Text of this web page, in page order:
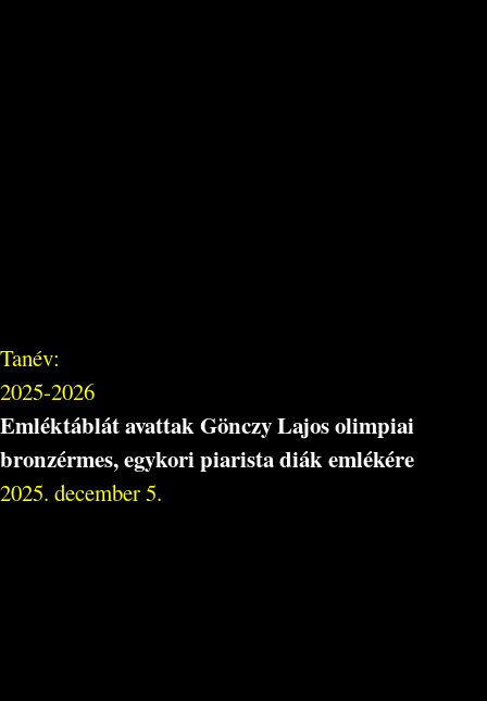
Tanév:
2025-2026
Emléktáblát avattak Gönczy Lajos olimpiai
bronzérmes, egykori piarista diák emlékére
2025. december 5.